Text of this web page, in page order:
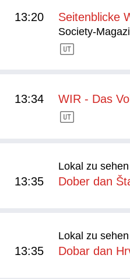
13:20 Seitenblicke
Society-
13:34 WIR - Das
Lokal zu
13:35 Dober dan
Lokal zu
13:35 Dobar dan